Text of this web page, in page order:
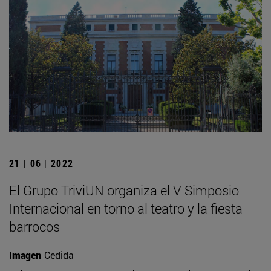
21 | 06 | 2022
El Grupo TriviUN organiza el V Simposio
Internacional en torno al teatro y la fiesta
barrocos
Imagen Cedida